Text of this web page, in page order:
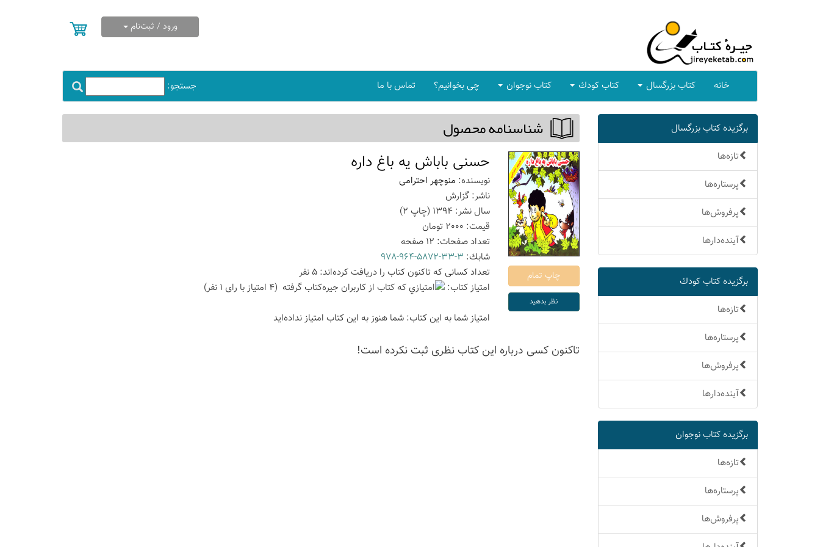
ورود / ثبت‌نام
جستجو: خانه كتاب بزرگسال كتاب كودك كتاب نوجوان چی بخوانیم؟ تماس با ما
برگزیده كتاب بزرگسال
تازه‌ها
پرستاره‌ها
پرفروش‌ها
آینده‌دارها
برگزیده كتاب كودك
تازه‌ها
پرستاره‌ها
پرفروش‌ها
آینده‌دارها
برگزیده كتاب نوجوان
تازه‌ها
پرستاره‌ها
پرفروش‌ها
شناسنامه محصول
حسنی باباش یه باغ داره
نویسنده: منوچهر احترامی
ناشر: گزارش
سال نشر: 1394 (چاپ 2
)
قیمت: 2000 تومان
تعداد صفحات: 12 صفحه
شابك: 978-964-5872-33-3
تعداد كسانی كه تاكنون كتاب را دریافت كرده‌اند: 5 نفر
امتیاز كتاب:
(4 امتیاز با رای 1 نفر)
امتیاز شما به این كتاب: شما هنوز به این كتاب امتیاز نداده‌اید
تاكنون كسی درباره این كتاب نظری ثبت نكرده است!